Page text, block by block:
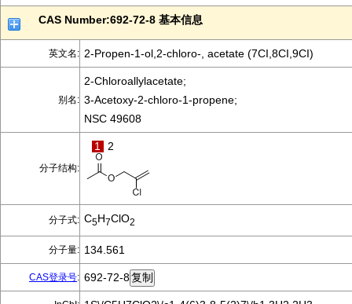
CAS Number:692-72-8 基本信息
英文名: 2-Propen-1-ol,2-chloro-, acetate (7CI,8CI,9CI)
别名:
2-Chloroallylacetate;
3-Acetoxy-2-chloro-1-propene;
NSC 49608
分子结构:
1 2
分子式: C5H7ClO2
分子量: 134.561
CAS登录号: 692-72-8